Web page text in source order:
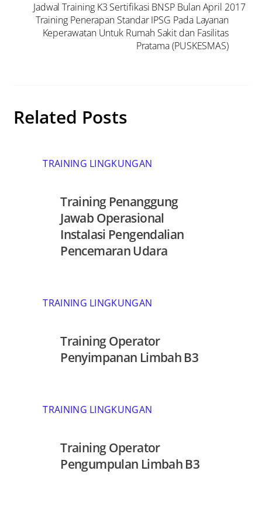
Jadwal Training K3 Sertifikasi BNSP Bulan April 2017
Training Penerapan Standar IPSG Pada Layanan
Keperawatan Untuk Rumah Sakit dan Fasilitas
Pratama (PUSKESMAS)
Related Posts
TRAINING LINGKUNGAN
Training Penanggung
Jawab Operasional
Instalasi Pengendalian
Pencemaran Udara
TRAINING LINGKUNGAN
Training Operator
Penyimpanan Limbah B3
TRAINING LINGKUNGAN
Training Operator
Pengumpulan Limbah B3